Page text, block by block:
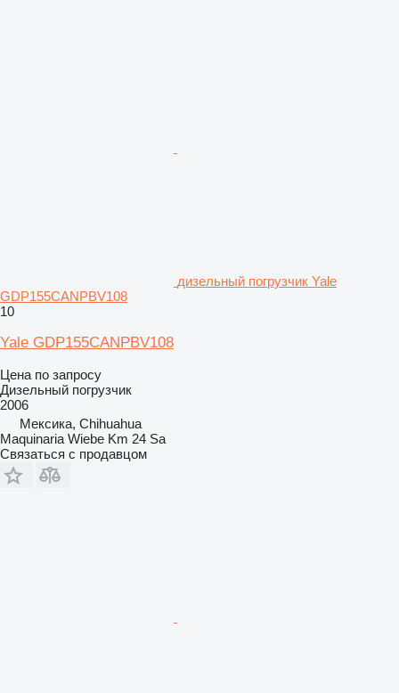
дизельный погрузчик Yale
GDP155CANPBV108
10
Yale GDP155CANPBV108
Цена по запросу
Дизельный погрузчик
2006
Мексика, Chihuahua
Maquinaria Wiebe Km 24 Sa
Связаться с продавцом